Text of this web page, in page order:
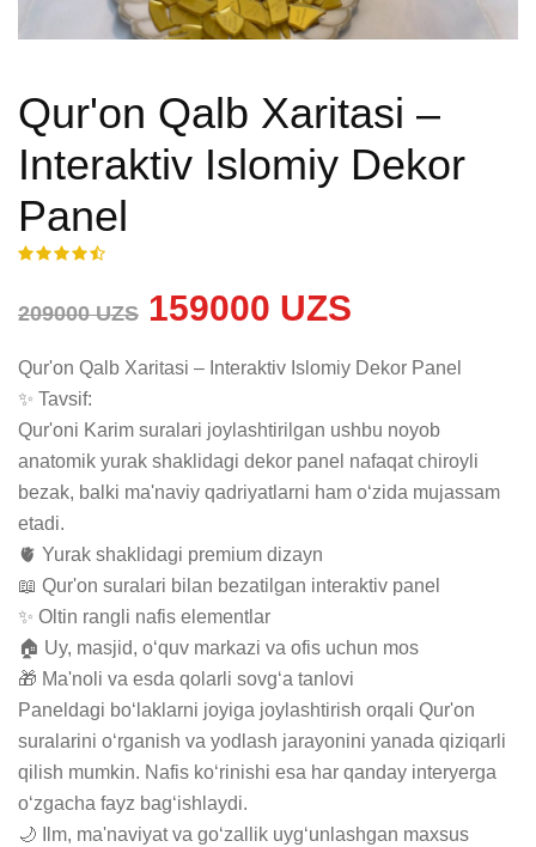
Qur'on Qalb Xaritasi –
Interaktiv Islomiy Dekor
Panel
209000 UZS 159000 UZS
Qur'on Qalb Xaritasi – Interaktiv Islomiy Dekor Panel
✨ Tavsif:
Qur'oni Karim suralari joylashtirilgan ushbu noyob
anatomik yurak shaklidagi dekor panel nafaqat chiroyli
bezak, balki ma'naviy qadriyatlarni ham o‘zida mujassam
etadi.
🫀 Yurak shaklidagi premium dizayn
📖 Qur'on suralari bilan bezatilgan interaktiv panel
✨ Oltin rangli nafis elementlar
🏠 Uy, masjid, o‘quv markazi va ofis uchun mos
🎁 Ma'noli va esda qolarli sovg‘a tanlovi
Paneldagi bo‘laklarni joyiga joylashtirish orqali Qur'on
suralarini o‘rganish va yodlash jarayonini yanada qiziqarli
qilish mumkin. Nafis ko‘rinishi esa har qanday interyerga
o‘zgacha fayz bag‘ishlaydi.
🌙 Ilm, ma'naviyat va go‘zallik uyg‘unlashgan maxsus